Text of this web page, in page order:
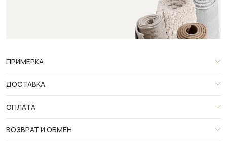
ПРИМЕРКА
ДОСТАВКА
ОПЛАТА
ВОЗВРАТ И ОБМЕН